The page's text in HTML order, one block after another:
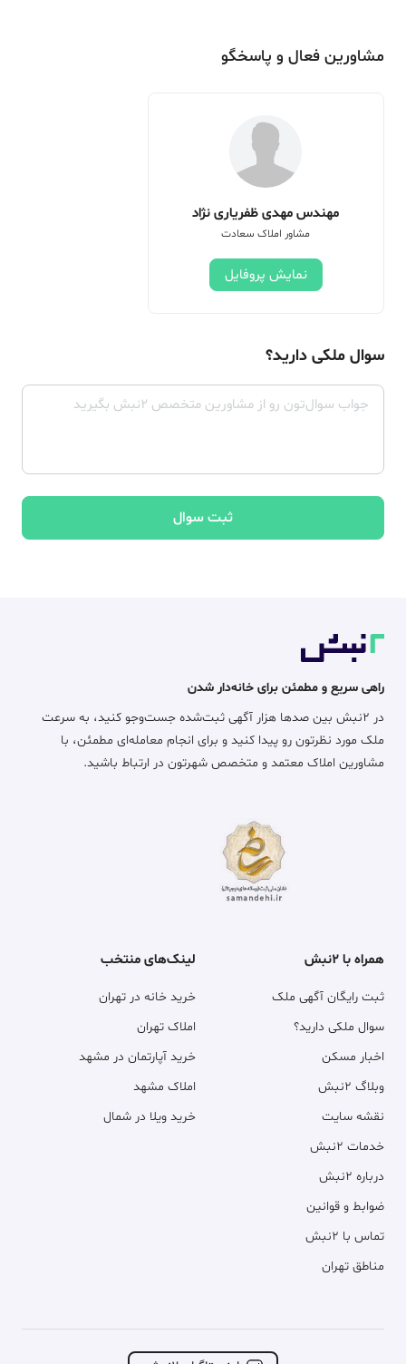
مشاورین فعال و پاسخگو
مهندس مهدی ظفریاری نژاد
مشاور املاک سعادت
نمایش پروفایل
سوال ملکی دارید؟
ثبت سوال
راهی سریع و مطمئن برای خانه‌دار شدن
در ۲نبش بین صدها هزار آگهی ثبت‌شده جست‌وجو کنید، به سرعت
ملک مورد نظرتون رو پیدا کنید و برای انجام معامله‌ای مطمئن، با
مشاورین املاک معتمد و متخصص شهرتون در ارتباط باشید.
همراه با ۲نبش
ثبت رایگان آگهی ملک
سوال ملکی دارید؟
اخبار مسکن
وبلاگ ۲نبش
نقشه سایت
خدمات ۲نبش
درباره ۲نبش
ضوابط و قوانین
تماس با ۲نبش
مناطق تهران
لینک‌های منتخب
خرید خانه در تهران
املاک تهران
خرید آپارتمان در مشهد
املاک مشهد
خرید ویلا در شمال